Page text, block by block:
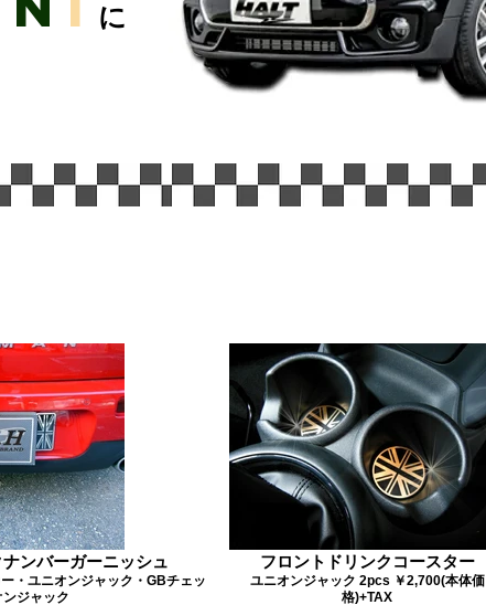
に
ンバーガーニッシュ
・ユニオンジャック・GBチェッ
ジャック
フロントドリンクコースター
ユニオンジャック 2pcs ￥2,700(本体価
格)+TAX